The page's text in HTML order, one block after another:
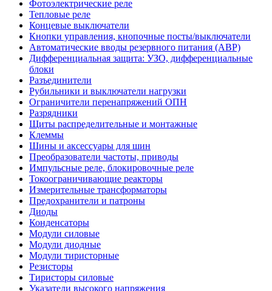
Фотоэлектрические реле
Тепловые реле
Концевые выключатели
Кнопки управления, кнопочные посты/выключатели
Автоматические вводы резервного питания (АВР)
Дифференциальная защита: УЗО, дифференциальные
блоки
Разъединители
Рубильники и выключатели нагрузки
Ограничители перенапряжений ОПН
Разрядники
Щиты распределительные и монтажные
Клеммы
Шины и аксессуары для шин
Преобразователи частоты, приводы
Импульсные реле, блокировочные реле
Токоограничивающие реакторы
Измерительные трансформаторы
Предохранители и патроны
Диоды
Конденсаторы
Модули силовые
Модули диодные
Модули тиристорные
Резисторы
Тиристоры силовые
Указатели высокого напряжения